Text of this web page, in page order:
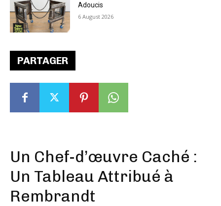
PARTAGER
Un Chef-d’œuvre Caché :
Un Tableau Attribué à
Rembrandt
Adoucis
6 August 2026